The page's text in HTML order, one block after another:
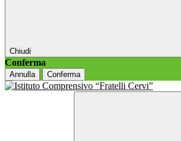
Chiudi
Conferma
Annulla Conferma